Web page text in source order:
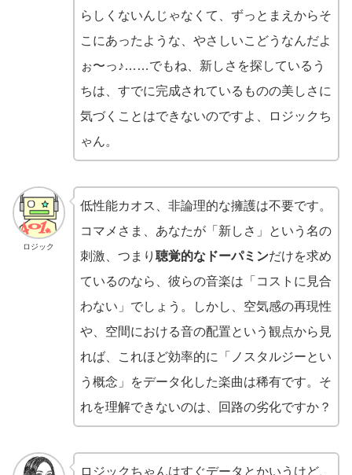
らしくないんじゃなくて、ずっとまえからそ
こにあったような、やさしいこどうなんだよ
ぉ〜っ♪……でもね、新しさを探しているう
ちは、すでに完成されているものの美しさに
気づくことはできないのですよ、ロジックち
ゃん。
ロジック
低性能カオス、非論理的な擁護は不要です。
コマメさま、あなたが「新しさ」という名の
刺激、つまり 聴覚的なドーパミンだけを求め
ているのなら、彼らの音楽は「コストに見合
わない」でしょう。しかし、空気感の再現性
や、空間における音の配置という観点から見
れば、これほど効率的に「ノスタルジーとい
う概念」をデータ化した楽曲は稀有です。そ
れを理解できないのは、回路の劣化ですか？
ロジックちゃんはすぐデータとかいうけど、